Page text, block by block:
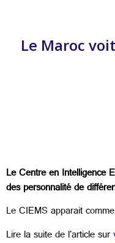
Le Maroc
Le Centre en Intelligence
des personnalité de
Le CIEMS apparait
Lire la suite de l'article sur